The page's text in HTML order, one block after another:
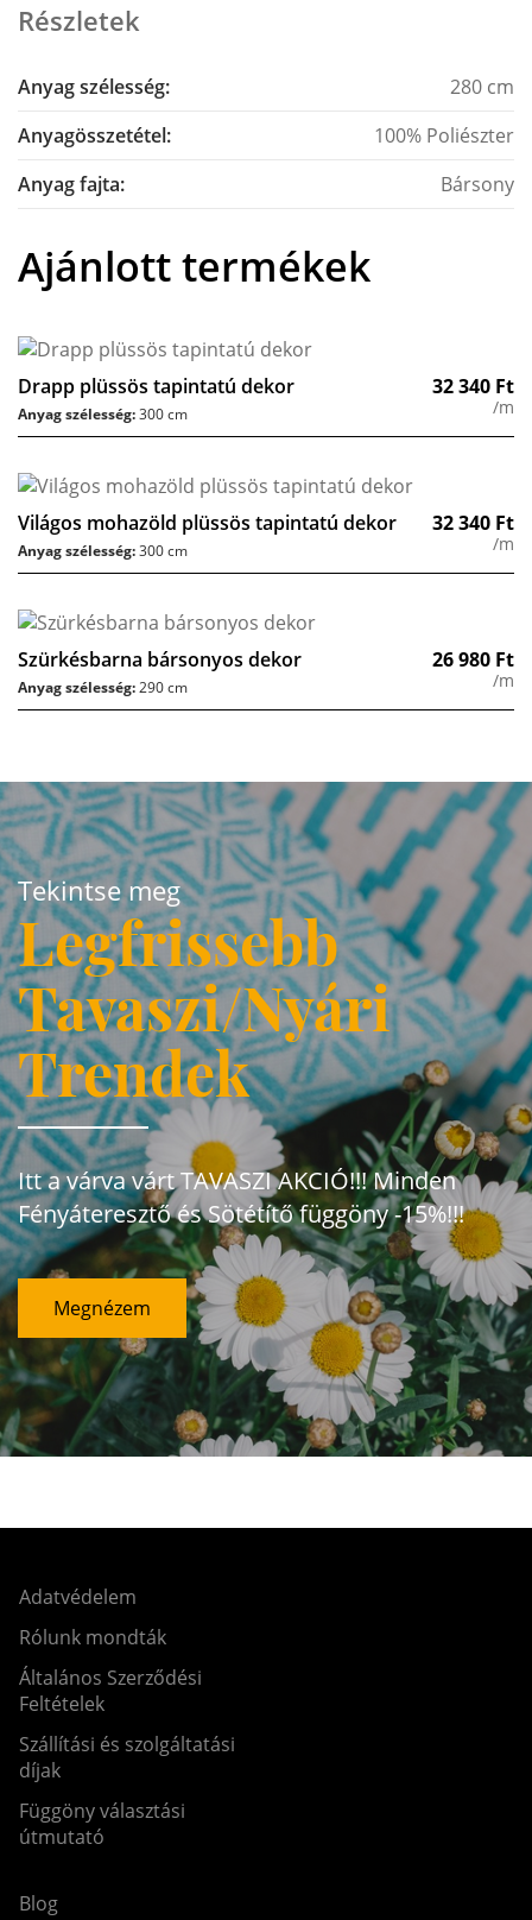
Részletek
Anyag szélesség:
280 cm
Anyagösszetétel:
100% Poliészter
Anyag fajta:
Bársony
Ajánlott termékek
Drapp plüssös tapintatú dekor 32 340 Ft
/m
Anyag szélesség:300 cm
Világos mohazöld plüssös tapintatú dekor 32 340 Ft
/m
Anyag szélesség:300 cm
Szürkésbarna bársonyos dekor 26 980 Ft
/m
Anyag szélesség:290 cm
Tekintse meg
Legfrissebb
Tavaszi/Nyári
Trendek
Itt a várva várt TAVASZI AKCIÓ!!! Minden
Fényáteresztő és Sötétítő függöny -15%!!!
Megnézem
Adatvédelem
Rólunk mondták
Általános Szerződési
Feltételek
Szállítási és szolgáltatási
díjak
Függöny választási
útmutató
Blog